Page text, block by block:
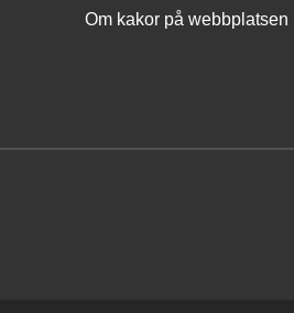
Om kakor på webbplatsen